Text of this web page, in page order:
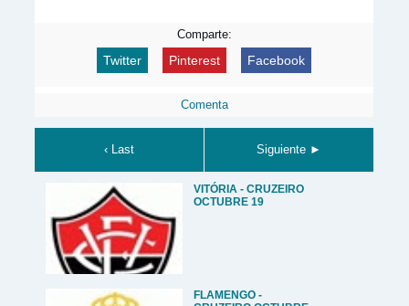
Comparte:
Twitter Pinterest Facebook
Comenta
‹ Last Siguiente ►
VITÓRIA - CRUZEIRO
OCTUBRE 19
FLAMENGO -